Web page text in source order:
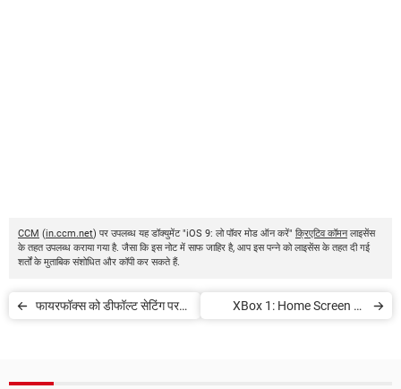
CCM (in.ccm.net) पर उपलब्ध यह डॉक्युमेंट "iOS 9: लो पॉवर मोड ऑन करें" क्रिएटिव कॉमनलाइसेंस
के तहत उपलब्ध कराया गया है. जैसा कि इस नोट में साफ जाहिर है, आप इस पन्ने को लाइसेंस के तहत दी गई
शर्तों के मुताबिक संशोधित और कॉपी कर सकते हैं.
फायरफॉक्स को डीफॉल्ट सेटिंग पर
XBox 1: Home Screen पर